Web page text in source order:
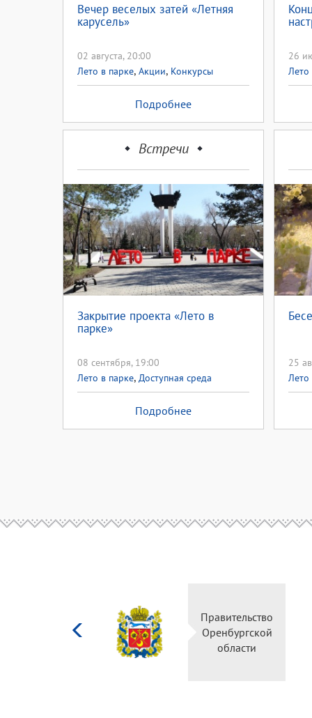
Вечер веселых затей «Летняя
карусель»
02 августа, 20:00
Лето в парке, Акции, Конкурсы
Подробнее
26
Лето
Встречи
Закрытие проекта «Лето в
парке»
08 сентября, 19:00
Лето в парке, Доступная среда
Подробнее
25
Лето
Правительство
Оренбургской
области